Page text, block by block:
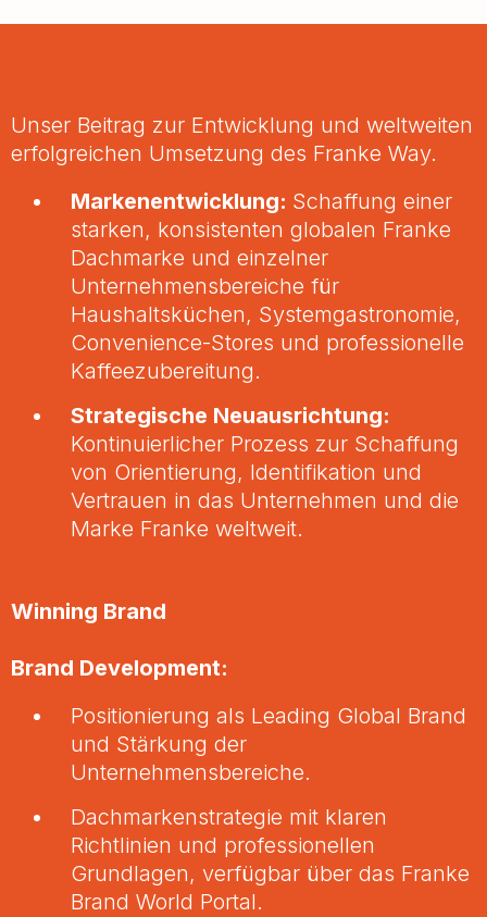
Unser Beitrag zur Entwicklung und weltweiten
erfolgreichen Umsetzung des Franke Way.
Markenentwicklung: Schaffung einer
starken, konsistenten globalen Franke
Dachmarke und einzelner
Unternehmensbereiche für
Haushaltsküchen, Systemgastronomie,
Convenience-Stores und professionelle
Kaffeezubereitung.
Strategische Neuausrichtung:
Kontinuierlicher Prozess zur Schaffung
von Orientierung, Identifikation und
Vertrauen in das Unternehmen und die
Marke Franke weltweit.
Winning Brand
Brand Development:
Positionierung als Leading Global Brand
und Stärkung der
Unternehmensbereiche.
Dachmarkenstrategie mit klaren
Richtlinien und professionellen
Grundlagen, verfügbar über das Franke
Brand World Portal.